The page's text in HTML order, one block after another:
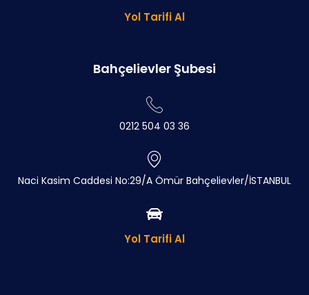
Yol Tarifi Al
Bahçelievler Şubesi
0212 504 03 36
Naci Kasim Caddesi No:29/A Ömür Bahçelievler/İSTANBUL
Yol Tarifi Al